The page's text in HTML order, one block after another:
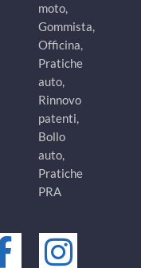
moto,
Gommista,
Officina,
Pratiche
auto,
Rinnovo
patenti,
Bollo
auto,
Pratiche
PRA